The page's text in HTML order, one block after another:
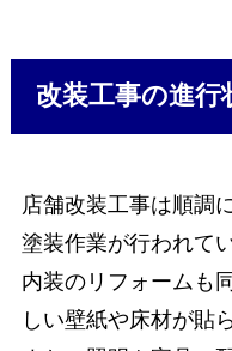
改装工事の進行
店舗改装工事は順調
塗装作業が行われて
内装のリフォームも
しい壁紙や床材が貼